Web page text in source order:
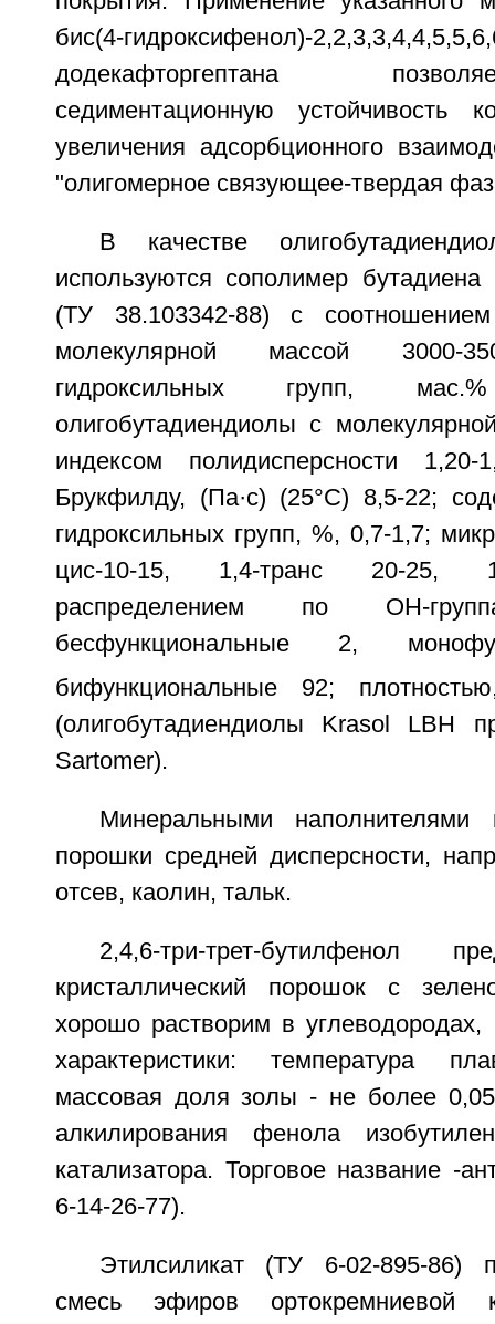
бис(4-гидроксифенол)-
додекафторгептана
седиментационную устойчивость
увеличения адсорбционного
"олигомерное связующее-твердая
В качестве
используются сополимер
(ТУ 38.103342-88) с
молекулярной массой 3000-
гидроксильных групп,
олигобутадиендиолы с
индексом полидисперсности
Брукфилду, (Па·с) (25°C) 8,5-22;
гидроксильных групп, %, 0,7-1,7;
цис-10-15, 1,4-транс 20-25,
распределением по ОН-
бесфункциональные 2,
бифункциональные 92;
(олигобутадиендиолы Krasol LBH
Sartomer).
Минеральными наполнителями
порошки средней дисперсности,
отсев, каолин, тальк.
2,4,6-три-трет-бутилфенол
кристаллический порошок с
хорошо растворим в
характеристики: температура
массовая доля золы - не более
алкилирования фенола
катализатора. Торговое название -
6-14-26-77).
Этилсиликат (ТУ 6-02-895-86)
смесь эфиров ортокремниевой